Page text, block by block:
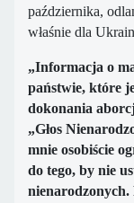
października,
właśnie dla
„Informacja o
państwie, które
dokonania
„Głos
mnie osobiście
do tego, by nie